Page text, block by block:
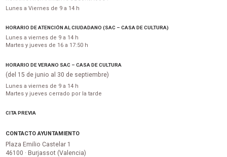
Lunes a Viernes de 9 a 14 h
HORARIO DE ATENCIÓN AL CIUDADANO (SAC – CASA DE CULTURA)
Lunes a viernes de 9 a 14 h
Martes y jueves de 16 a 17:50 h
HORARIO DE VERANO SAC – CASA DE CULTURA
(del 15 de junio al 30 de septiembre)
Lunes a viernes de 9 a 14 h
Martes y jueves cerrado por la tarde
CITA PREVIA
CONTACTO AYUNTAMIENTO
Plaza Emilio Castelar 1
46100 · Burjassot (Valencia)